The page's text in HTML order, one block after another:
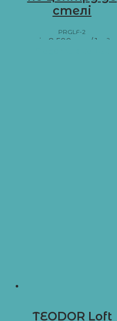
стелі
PRGLF-2
від 8 590
/ 1 м²
TEODOR Loft